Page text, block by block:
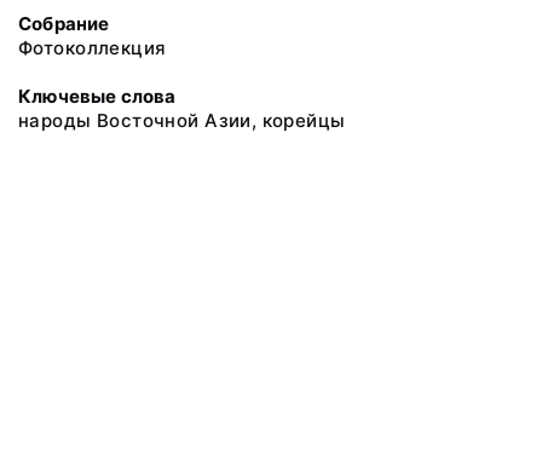
Собрание
Фотоколлекция
Ключевые слова
народы Восточной Азии, корейцы